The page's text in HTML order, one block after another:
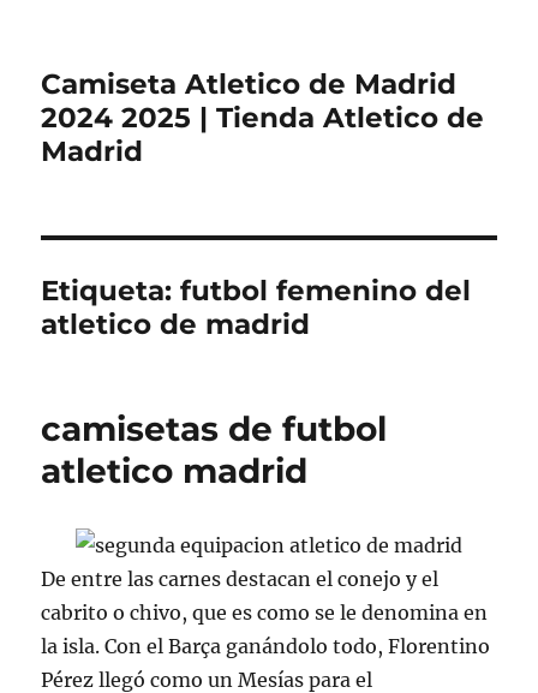
Camiseta Atletico de Madrid
2024 2025 | Tienda Atletico de
Madrid
Etiqueta:futbol femenino del
atletico de madrid
camisetas de futbol
atletico madrid
De entre las carnes destacan el conejo y el
cabrito o chivo, que es como se le denomina en
la isla. Con el Barça ganándolo todo, Florentino
Pérez llegó como un Mesías para el